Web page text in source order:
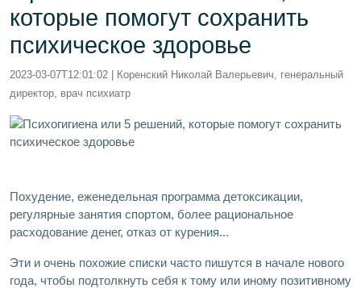
которые помогут сохранить
психическое здоровье
2023-03-07T12:01:02 | Коренский Николай Валерьевич, генеральный
директор, врач психиатр
Похудение, еженедельная программа детоксикации,
регулярные занятия спортом, более рациональное
расходование денег, отказ от курения...
Эти и очень похожие списки часто пишутся в начале нового
года, чтобы подтолкнуть себя к тому или иному позитивному